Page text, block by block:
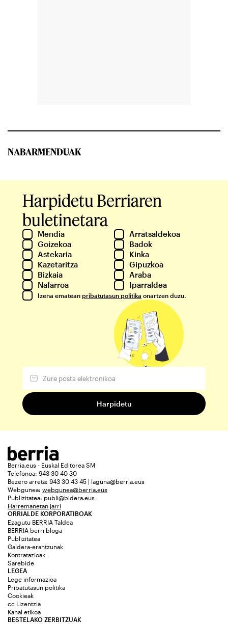
NABARMENDUAK
Harpidetu Berriaren
buletinetara
Mendia
Arratsaldekoa
Goizekoa
Badok
Astekaria
Kinka
Kazetaritza
Gipuzkoa
Bizkaia
Araba
Nafarroa
Iparraldea
Izena ematean pribatutasun politika onartzen duzu.
Berria.eus - Euskal Editorea SM
Telefonoa: 943 30 40 30
Bezero arreta: 943 30 43 45 | laguna@berria.eus
Webgunea: webgunea@berria.eus
Publizitatea: publi@bidera.eus
Harremanetan jarri
ORRIALDE KORPORATIBOAK
Ezagutu BERRIA Taldea
BERRIA berri bloga
Publizitatea
Galdera-erantzunak
Kontratazioak
Sarebide
LEGEA
Lege informazioa
Pribatutasun politika
Cookieak
cc Lizentzia
Kanal etikoa
BESTELAKO ZERBITZUAK